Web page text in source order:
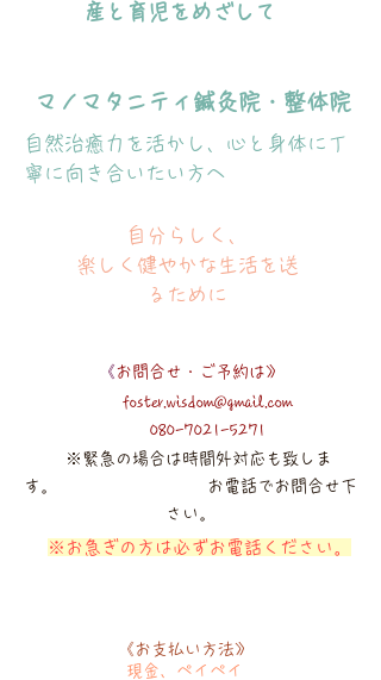
マノマタニティ鍼灸院・整体院​
産と育児をめざして
《お問合せ・ご予約は》
foster.wisdom@gmail.com
080-7021-5271
​ ※緊急の場合は時間外対応も致しま
す。
お電話でお問合せ下
さい。
※お急ぎの方は必ずお電話ください。
​​自分らしく、
楽しく健やかな生活を送
るために
自然治癒力を活かし、心と身体に丁
寧に向き合いたい方へ
《お支払い方法》
​現金、ペイペイ